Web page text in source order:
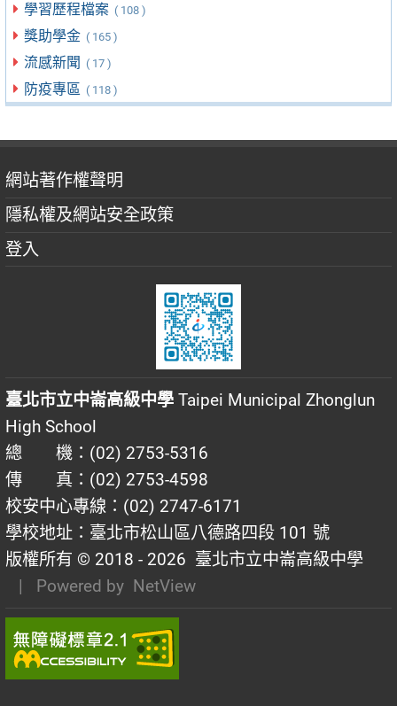
學習歷程檔案 ( 108 )
獎助學金 ( 165 )
流感新聞 ( 17 )
防疫專區 ( 118 )
網站著作權聲明
隱私權及網站安全政策
登入
臺北市立中崙高級中學 Taipei Municipal Zhonglun
High School
總 機：(02) 2753-5316
傳 真：(02) 2753-4598
校安中心專線：(02) 2747-6171
學校地址：臺北市松山區八德路四段 101 號
版權所有 © 2018 - 2026 臺北市立中崙高級中學
| Powered by NetView